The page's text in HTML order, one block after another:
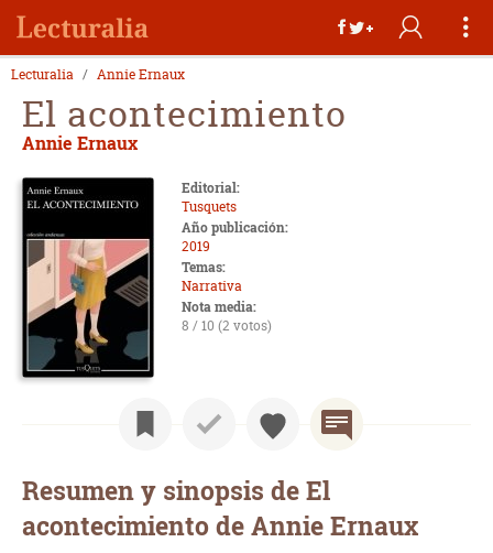
Lecturalia Annie Ernaux
El acontecimiento
Annie Ernaux
Editorial:
Tusquets
Año publicación:
2019
Temas:
Narrativa
Nota media:
8 / 10 (2 votos)
Resumen y sinopsis de El
acontecimiento de Annie Ernaux